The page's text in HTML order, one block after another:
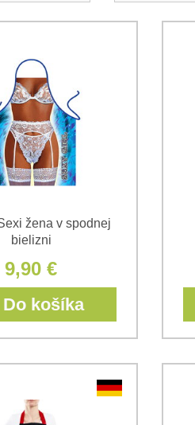
žena v spodnej
bielizni
9,90 €
košíka